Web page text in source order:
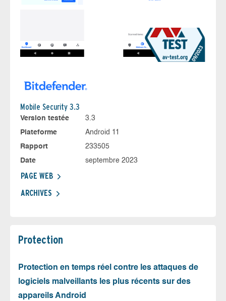
Mobile Security 3.3
Version testée
3.3
Plateforme
Android 11
Rapport
233505
Date
septembre 2023
PAGE WEB
ARCHIVES
Protection
Protection en temps réel contre les attaques de
logiciels malveillants les plus récents sur des
appareils Android